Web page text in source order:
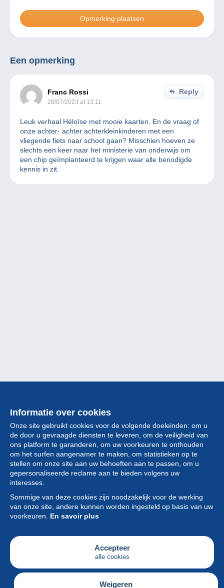
Een opmerking
Franc Rossi
28/07/2023 at 13:11
Reply
Leuk verhaal Héloïse met mooie kaarten. En de vraag of
onze achter- achter achterkleinkinderen met een
vliegende fiets naar school gaan? Misschien hoeven ze
slechts een keer naar het ministerie van onderwijs om
een chip geïmplanteerd te krijgen waar alle benodigde
kennis in zit.
Informatie over cookies
Onze site gebruikt cookies voor de volgende doeleinden: om u
de door u gevraagde diensten te leveren, om de veiligheid van
ons platform te garanderen, om uw voorkeuren te onthouden
om het surfen aangenamer te maken, om statistieken op te
stellen om onze site aan uw behoeften aan te passen, om u
gepersonaliseerde reclame aan te bieden volgens uw
interesses.
Sommige van deze cookies zijn noodzakelijk voor de werking
van onze site, andere kunnen worden ingesteld op basis van uw
voorkeuren. En savoir plus
Accepteer
alle cookies
Weigeren
Collectie
Nieuws
Functie
Vereniging
Diensten
Schrijven